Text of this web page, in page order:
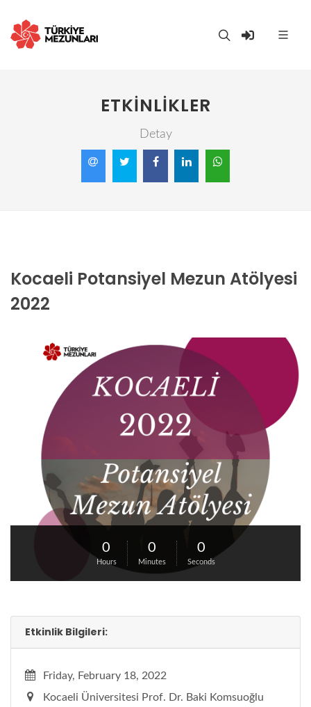
ETKINLIKLER
Detay
Kocaeli Potansiyel Mezun Atölyesi
2022
0
Hours
0
Minutes
0
Seconds
Etkinlik Bilgileri:
Friday, February 18, 2022
Kocaeli Üniversitesi Prof. Dr. Baki Komsuoğlu